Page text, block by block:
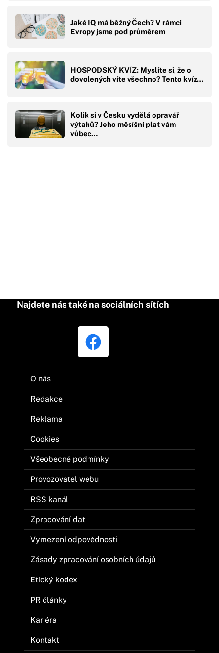
Jaké IQ má běžný Čech? V rámci
Evropy jsme pod průměrem
HOSPODSKÝ KVÍZ: Myslíte si, že o
dovolených víte všechno? Tento kvíz…
Kolik si v Česku vydělá opravář
výtahů? Jeho měsíšní plat vám
vůbec…
Najdete nás také na sociálních sítích
O nás
Redakce
Reklama
Cookies
Všeobecné podmínky
Provozovatel webu
RSS kanál
Zpracování dat
Vymezení odpovědnosti
Zásady zpracování osobních údajů
Etický kodex
PR články
Kariéra
Kontakt